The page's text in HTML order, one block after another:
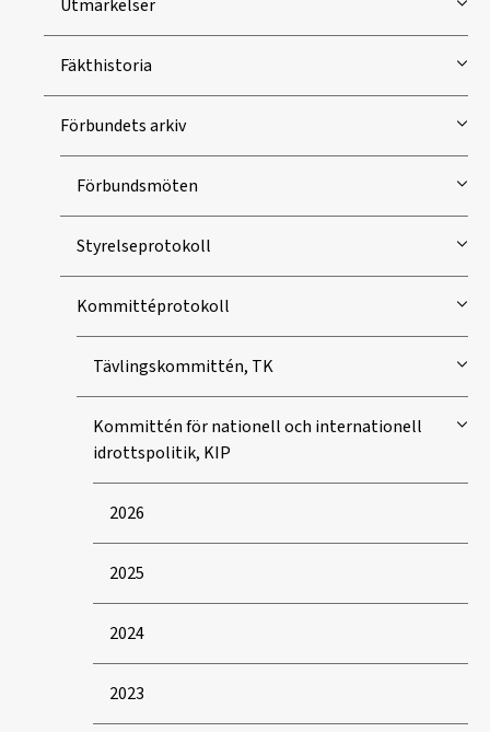
Utmärkelser
Fäkthistoria
Förbundets arkiv
Förbundsmöten
Styrelseprotokoll
Kommittéprotokoll
Tävlingskommittén, TK
Kommittén för nationell och internationell
idrottspolitik, KIP
2026
2025
2024
2023